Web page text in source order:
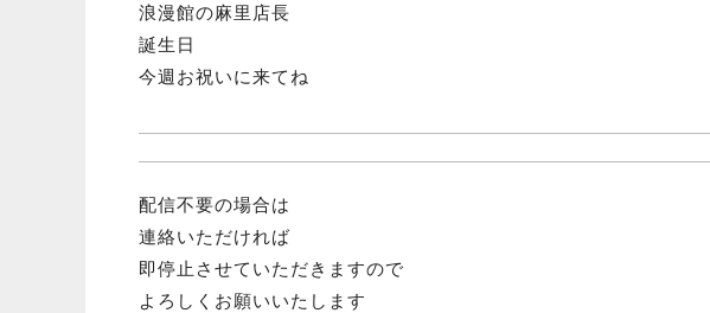
浪漫館の麻里店長
誕生日
今週お祝いに来てね
配信不要の場合は
連絡いただければ
即停止させていただきますので
よろしくお願いいたします